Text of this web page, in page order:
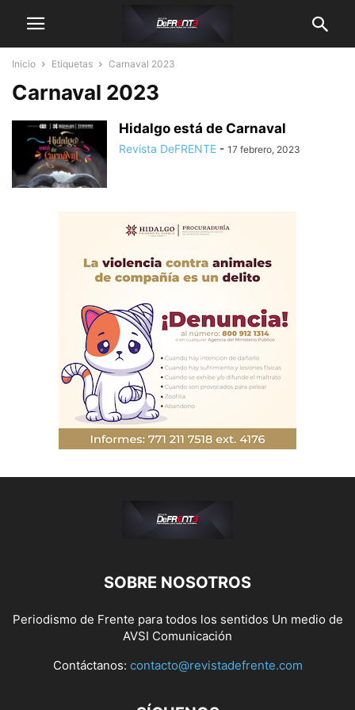
Inicio Etiquetas Carnaval 2023
Carnaval 2023
Hidalgo está de Carnaval
Revista DeFRENTE - 17 febrero, 2023
SOBRE NOSOTROS
Periodismo de Frente para todos los sentidos Un medio de
AVSI Comunicación
Contáctanos: contacto@revistadefrente.com